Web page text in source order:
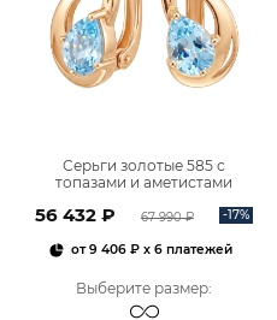
Серьги золотые 585 с
топазами и аметистами
56 432 ₽ 67 990 ₽ -17%
от9 406 ₽x 6 платежей
Выберите размер: